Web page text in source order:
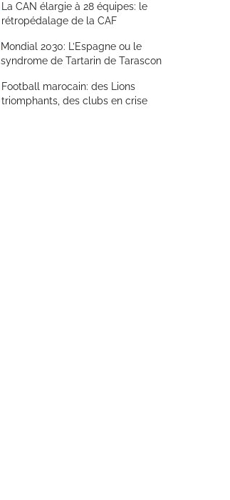
La CAN élargie à 28 équipes: le
rétropédalage de la CAF
Mondial 2030: L’Espagne ou le
syndrome de Tartarin de Tarascon
Football marocain: des Lions
triomphants, des clubs en crise